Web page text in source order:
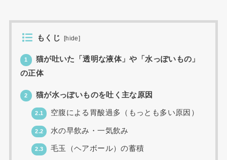
もくじ [hide]
1
猫が吐いた「透明な液体」や「水っぽいもの」
の正体
2 猫が水っぽいものを吐く主な原因
2.1 空腹による胃酸過多（もっとも多い原因）
2.2 水の早飲み・一気飲み
2.3 毛玉（ヘアボール）の蓄積